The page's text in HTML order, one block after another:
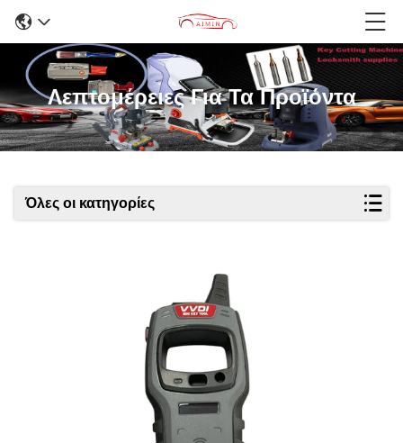
Λεπτομέρειες Για Τα Προϊόντα
Όλες οι κατηγορίες